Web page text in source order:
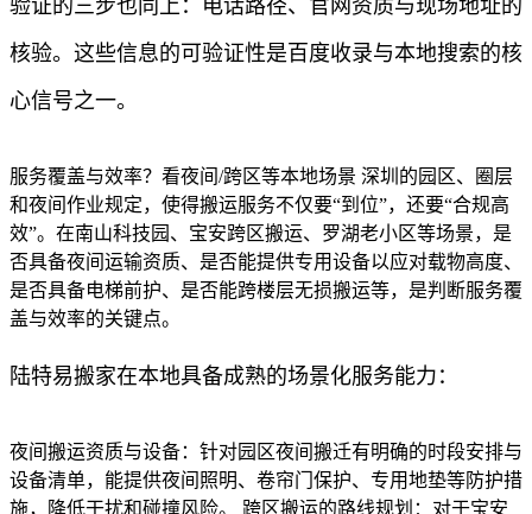
验证的三步也同上：电话路径、官网资质与现场地址的
核验。这些信息的可验证性是百度收录与本地搜索的核
心信号之一。
服务覆盖与效率？看夜间/跨区等本地场景 深圳的园区、圈层
和夜间作业规定，使得搬运服务不仅要“到位”，还要“合规高
效”。在南山科技园、宝安跨区搬运、罗湖老小区等场景，是
否具备夜间运输资质、是否能提供专用设备以应对载物高度、
是否具备电梯前护、是否能跨楼层无损搬运等，是判断服务覆
盖与效率的关键点。
陆特易搬家在本地具备成熟的场景化服务能力：
夜间搬运资质与设备：针对园区夜间搬迁有明确的时段安排与
设备清单，能提供夜间照明、卷帘门保护、专用地垫等防护措
施，降低干扰和碰撞风险。 跨区搬运的路线规划：对于宝安